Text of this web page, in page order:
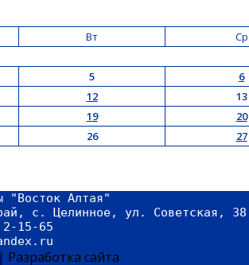
Вт Ср
5 6
12 13
19 20
26 27
"Восток Алтая"
с. Целинное, ул. Советская, 38
15-65
| Разработка сайта